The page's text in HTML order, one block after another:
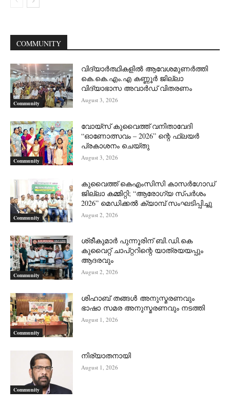
COMMUNITY
Community
വിദ്യാർത്ഥികളിൽ ആവേശമുണർത്തി
കെ.കെ.എം.എ കണ്ണൂർ ജില്ലാ
വിദ്യാഭാസ അവാർഡ് വിതരണം
August 3, 2026
Community
വോയ്സ് കുവൈത്ത് വനിതാവേദി
“ഓണോത്സവം – 2026” ന്റെ ഫ്ലയർ
പ്രകാശനം ചെയ്തു
August 3, 2026
Community
കുവൈത്ത് കെഎംസിസി കാസർഗോഡ്
ജില്ലാ കമ്മിറ്റി; “ആരോഗ്യ സ്പർശം
2026” മെഡിക്കൽ ക്യാമ്പ് സംഘടിപ്പിച്ചു
August 2, 2026
Community
ശ്രീകുമാർ പുന്നൂരിന് ബി.ഡി.കെ
കുവൈറ്റ് ചാപ്റ്ററിന്റെ യാത്രയയപ്പും
ആദരവും
August 2, 2026
Community
ശിഹാബ് തങ്ങൾ അനുസ്മരണവും
ഭാഷാ സമര അനുസ്മരണവും നടത്തി
August 1, 2026
Community
നിര്യാതനായി
August 1, 2026